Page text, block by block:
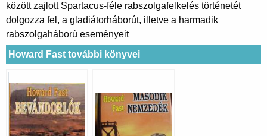
között zajlott Spartacus-féle rabszolgafelkelés történetét
dolgozza fel, a gladiátorháborút, illetve a harmadik
rabszolgaháború eseményeit
Howard Fast további könyvei